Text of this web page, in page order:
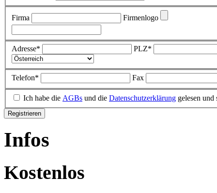
Firma Firmenlogo
Adresse* PLZ*
Telefon* Fax
Ich habe die AGBs und die Datenschutzerklärung gelesen und
Infos
Kostenlos